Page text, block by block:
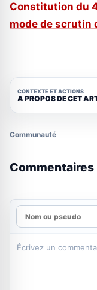
Constitution du
mode de scrutin
CONTEXTE ET ACTIONS
A PROPOS DE CET
Communauté
Commentaires